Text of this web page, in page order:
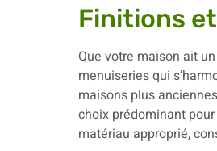
Finitions
Que votre maison ait
menuiseries qui
maisons plus
choix prédominant
matériau approprié,